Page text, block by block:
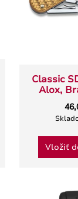
Classic
Alox,
Vložiť